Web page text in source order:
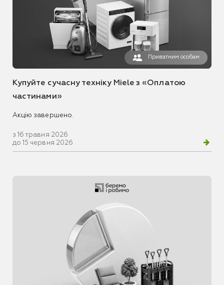
Приватним особам
Купуйте сучасну техніку Miele з «Оплатою
частинами»
Акцію завершено.
з 16 травня 2026
до 15 червня 2026